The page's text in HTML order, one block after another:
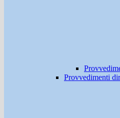
Provvedimenti